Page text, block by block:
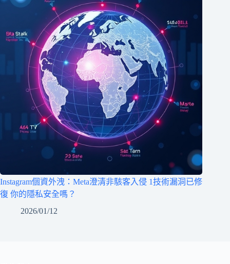
Instagram個資外洩：Meta澄清非駭客入侵 1技術漏洞已修
復 你的隱私安全嗎？
2026/01/12